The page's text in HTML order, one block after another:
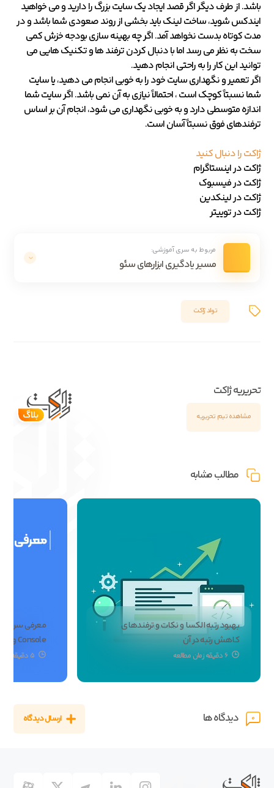
باشد. از طرف دیگر اگر قصد ایجاد یک سایت بزرگ را دارید و می خواهید
ایندکس شوید، ساخت لینک باید بخشی از روند صعودی شما باشد و در
مدت کوتاه بدست نخواهد آمد. اگر چه بهینه سازی بودجه خزش کمی
سخت به نظر می رسد اما با دنبال کردن ترفند ها و تکنیک هایی می
توانید این کار را به راحتی انجام دهید.
اگر تعمیر و نگهداری سایت خود را به خوبی انجام می دهید، یا سایت
شما نسبتاً کوچک است ، احتمالاً نیازی به آن نمی باشد. اگر سایت شما
اندازه متوسطی دارد و به خوبی نگهداری می شود، انجام آن بر اساس
ترفندهای فوق نسبتاً آسان است.
ژاکت را دنبال کنید
ژاکتدر اینستاگرام
ژاکتدر فیسبوک
ژاکتدر لینکدین
ژاکتدر توییتر
مربوط به سری آموزشی:
مسیر یادگیری ابزارهای سئو
تولد ژاکت
تحریریه ژاکت
مشاهده تیم تحریریه
مطالب مشابه
بهبود رتبه الکسا و نکات و ترفندهای
کاهش رتبه در آن
6 دقیقه زمان مطالعه
Console و کاربردهای آن
5 دقیقه دقیقه زمان مطالعه
0 دیدگاه ها ارسال دیدگاه